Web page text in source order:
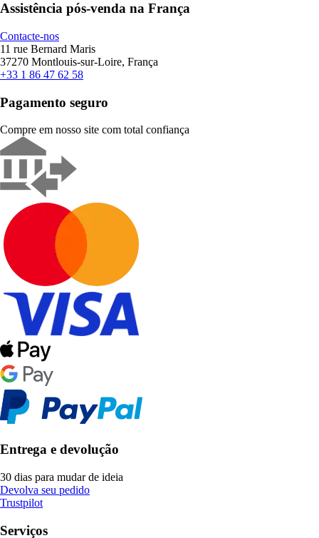
Assistência pós-venda na França
Contacte-nos
11 rue Bernard Maris
37270 Montlouis-sur-Loire, França
+33 1 86 47 62 58
Pagamento seguro
Compre em nosso site com total confiança
Entrega e devolução
30 dias para mudar de ideia
Devolva seu pedido
Trustpilot
Serviços